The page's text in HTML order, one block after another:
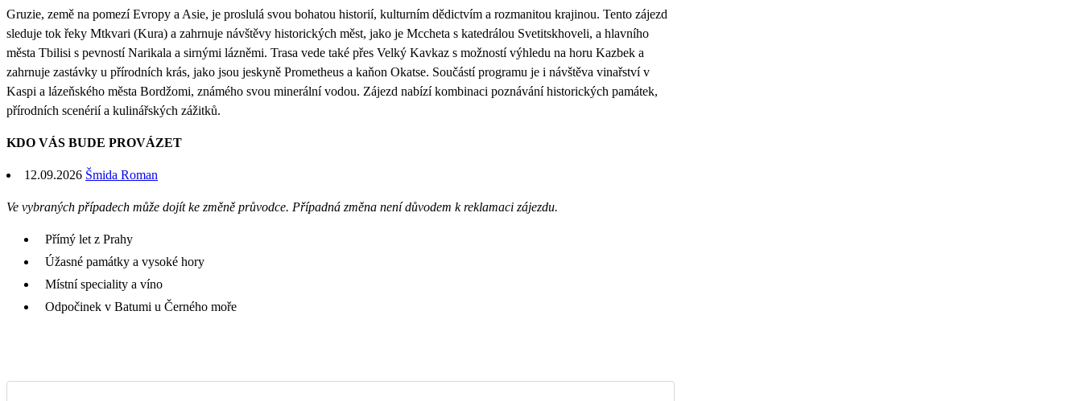
Gruzie, země na pomezí Evropy a Asie, je proslulá svou bohatou historií, kulturním dědictvím a rozmanitou krajinou. Tento zájezd
sleduje tok řeky Mtkvari (Kura) a zahrnuje návštěvy historických měst, jako je Mccheta s katedrálou Svetitskhoveli, a hlavního
města Tbilisi s pevností Narikala a sirnými lázněmi. Trasa vede také přes Velký Kavkaz s možností výhledu na horu Kazbek a
zahrnuje zastávky u přírodních krás, jako jsou jeskyně Prometheus a kaňon Okatse. Součástí programu je i návštěva vinařství v
Kaspi a lázeňského města Bordžomi, známého svou minerální vodou. Zájezd nabízí kombinaci poznávání historických památek,
přírodních scenérií a kulinářských zážitků.
KDO VÁS BUDE PROVÁZET
12.09.2026 Šmida Roman
Ve vybraných případech může dojít ke změně průvodce. Případná změna není důvodem k reklamaci zájezdu.
Přímý let z Prahy
Úžasné památky a vysoké hory
Místní speciality a víno
Odpočinek v Batumi u Černého moře